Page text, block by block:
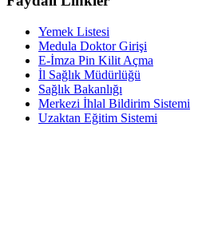
Yemek Listesi
Medula Doktor Girişi
E-İmza Pin Kilit Açma
İl Sağlık Müdürlüğü
Sağlık Bakanlığı
Merkezi İhlal Bildirim Sistemi
Uzaktan Eğitim Sistemi